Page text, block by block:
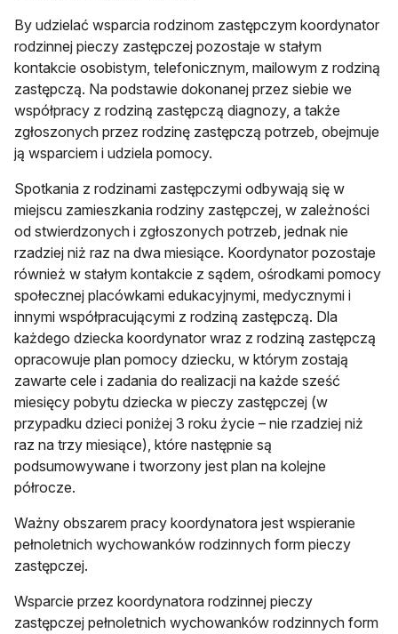
By udzielać wsparcia rodzinom zastępczym koordynator
rodzinnej pieczy zastępczej pozostaje w stałym
kontakcie osobistym, telefonicznym, mailowym z rodziną
zastępczą. Na podstawie dokonanej przez siebie we
współpracy z rodziną zastępczą diagnozy, a także
zgłoszonych przez rodzinę zastępczą potrzeb, obejmuje
ją wsparciem i udziela pomocy.
Spotkania z rodzinami zastępczymi odbywają się w
miejscu zamieszkania rodziny zastępczej, w zależności
od stwierdzonych i zgłoszonych potrzeb, jednak nie
rzadziej niż raz na dwa miesiące. Koordynator pozostaje
również w stałym kontakcie z sądem, ośrodkami pomocy
społecznej placówkami edukacyjnymi, medycznymi i
innymi współpracującymi z rodziną zastępczą. Dla
każdego dziecka koordynator wraz z rodziną zastępczą
opracowuje plan pomocy dziecku, w którym zostają
zawarte cele i zadania do realizacji na każde sześć
miesięcy pobytu dziecka w pieczy zastępczej (w
przypadku dzieci poniżej 3 roku życie – nie rzadziej niż
raz na trzy miesiące), które następnie są
podsumowywane i tworzony jest plan na kolejne
półrocze.
Ważny obszarem pracy koordynatora jest wspieranie
pełnoletnich wychowanków rodzinnych form pieczy
zastępczej.
Wsparcie przez koordynatora rodzinnej pieczy
zastępczej pełnoletnich wychowanków rodzinnych form